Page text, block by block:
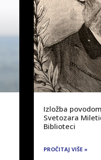
Izložba
Svetozara
Biblioteci
PROČITAJ VIŠE »